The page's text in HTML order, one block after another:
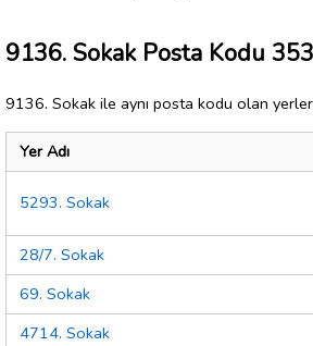
9136. Sokak Posta Kodu
9136. Sokak ile aynı posta kodu olan
Yer Adı
5293. Sokak
28/7. Sokak
69. Sokak
4714. Sokak